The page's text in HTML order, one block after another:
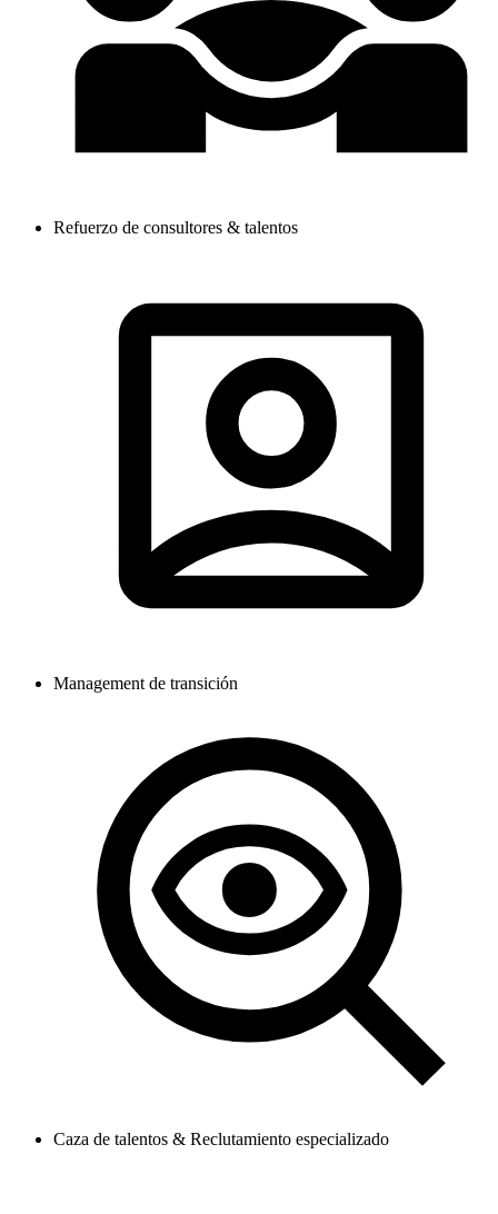
Refuerzo de consultores & talentos
Management de transición
Caza de talentos & Reclutamiento especializado